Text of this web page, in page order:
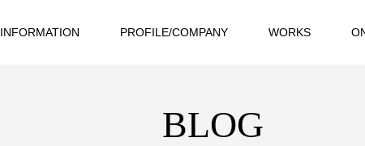
INFORMATION PROFILE/COMPANY WORKS
BLOG